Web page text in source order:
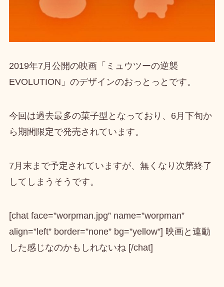
2019年7月公開の映画「ミュウツーの逆襲
EVOLUTION」のデザインのおっとっと です。
今回は過去最多の菓子型となっており、 6月下旬か
ら期間限定で発売されています。
7月末まで予定されていますが、無くなり次第終了
してしまうそうです。
[chat face=”worpman.jpg” name=”worpman”
align=”left” border=”none” bg=”yellow”] 映画と連動
した感じなのかもしれないね [/chat]